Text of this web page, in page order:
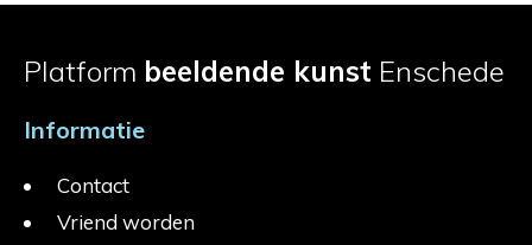
Platform beeldende kunst Enschede
Informatie
Contact
Vriend worden